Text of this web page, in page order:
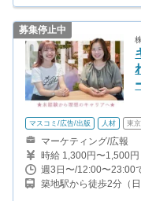
募集停止中
マスコミ/広告/出版 人材 東
マーケティング/広報
時給 1,300円〜1,500円
週3日〜/12:00〜23:00
築地駅から徒歩2分（日